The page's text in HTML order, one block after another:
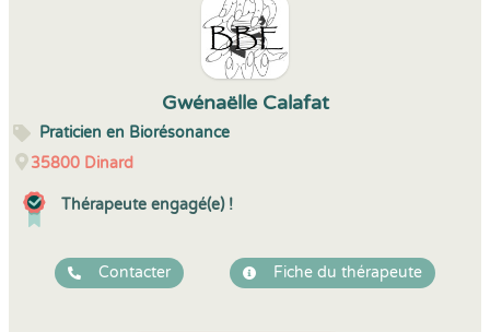
Gwénaëlle Calafat
Praticien en Biorésonance
35800 Dinard
Thérapeute engagé(e) !
Contacter Fiche du thérapeute